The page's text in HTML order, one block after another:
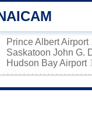
Prince Albert Airport
Saskatoon John G.
Hudson Bay Airport